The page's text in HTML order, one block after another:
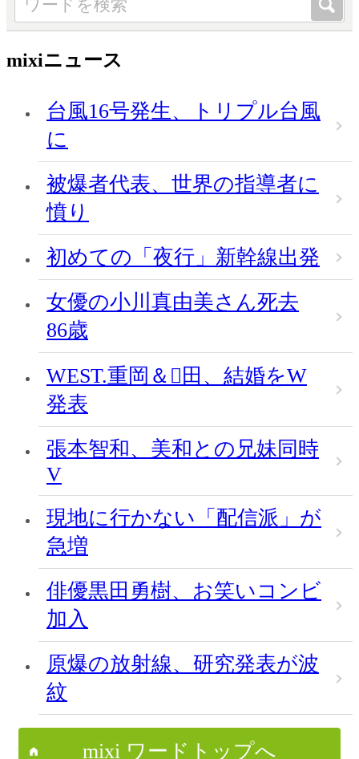
mixiニュース
台風16号発生、トリプル台風
に
被爆者代表、世界の指導者に
憤り
初めての「夜行」新幹線出発
女優の小川真由美さん死去
86歳
WEST.重岡＆田、結婚をW
発表
張本智和、美和との兄妹同時
V
現地に行かない「配信派」が
急増
俳優黒田勇樹、お笑いコンビ
加入
原爆の放射線、研究発表が波
紋
mixi ワードトップへ